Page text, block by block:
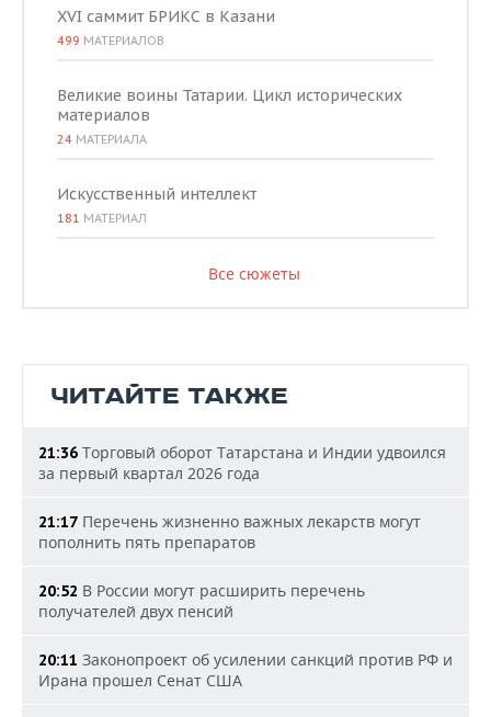
XVI саммит БРИКС в Казани
499 МАТЕРИАЛОВ
Великие воины Татарии. Цикл исторических
материалов
24 МАТЕРИАЛА
Искусственный интеллект
181 МАТЕРИАЛ
Все сюжеты
ЧИТАЙТЕ ТАКЖЕ
21:36 Торговый оборот Татарстана и Индии удвоился
за первый квартал 2026 года
21:17 Перечень жизненно важных лекарств могут
пополнить пять препаратов
20:52 В России могут расширить перечень
получателей двух пенсий
20:11 Законопроект об усилении санкций против РФ и
Ирана прошел Сенат США